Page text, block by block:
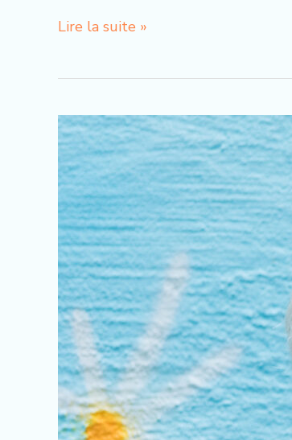
Lire la suite »
Vinciane
DEHON